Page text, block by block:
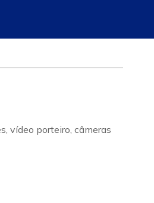
vídeo porteiro, câmeras